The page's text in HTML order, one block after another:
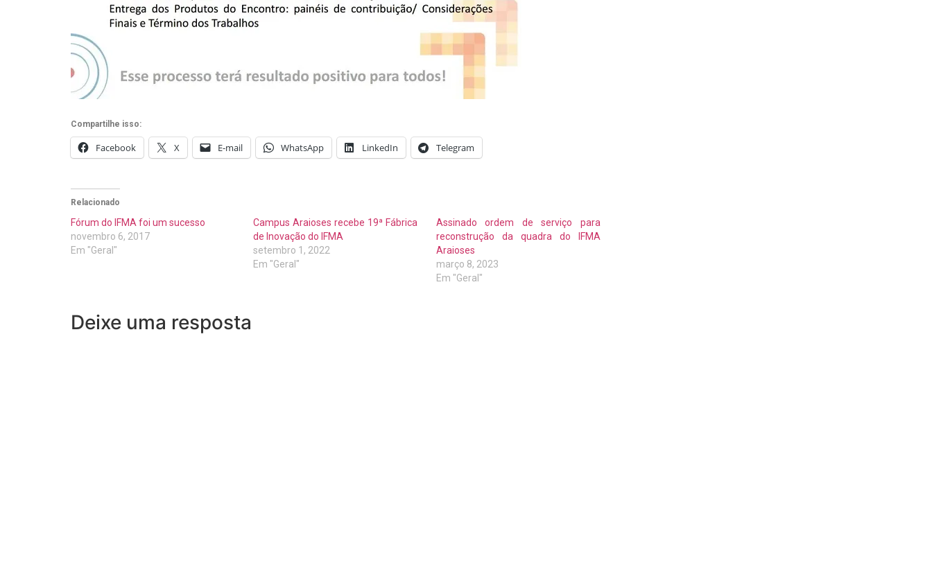
Compartilhe isso:
Facebook X E-mail WhatsApp LinkedIn Telegram
Relacionado
Fórum do IFMA foi um sucesso
novembro 6, 2017
Em "Geral"
Campus Araioses recebe 19ª Fábrica
de Inovação do IFMA
setembro 1, 2022
Em "Geral"
Assinado ordem de serviço para
reconstrução da quadra do IFMA
Araioses
março 8, 2023
Em "Geral"
Deixe uma resposta